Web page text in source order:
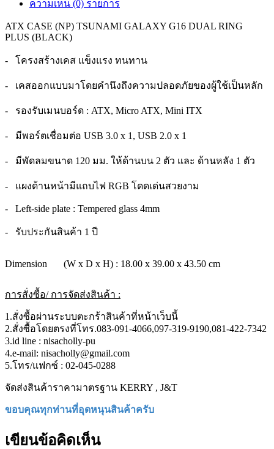
ความเห็น (0) รายการ
ATX CASE (NP) TSUNAMI GALAXY G16 DUAL RING
PLUS (BLACK)
- โครงสร้างเคส แข็งแรง ทนทาน
- เคสออกแบบมาโดยคำนึงถึงความปลอดภัยของผู้ใช้เป็นหลัก
- รองรับเมนบอร์ด : ATX, Micro ATX, Mini ITX
- มีพอร์ตเชื่อมต่อ USB 3.0 x 1, USB 2.0 x 1
- มีพัดลมขนาด 120 มม. ให้ด้านบน 2 ตัว และ ด้านหลัง 1 ตัว
- แผงด้านหน้ามีแถบไฟ RGB โดดเด่นสวยงาม
- Left-side plate : Tempered glass 4mm
- รับประกันสินค้า 1 ปี
Dimension (W x D x H) : 18.00 x 39.00 x 43.50 cm
การสั่งซื้อ/ การจัดส่งสินค้า :
1.สั่งซื้อผ่านระบบตะกร้าสินค้าที่หน้าเว็บนี้
2.สั่งซื้อโดยตรงที่โทร.083-091-4066,097-319-9190,081-422-7342
3.id line : nisacholly-pu
4.e-mail: nisacholly@gmail.com
5.โทร/แฟกซ์ : 02-045-0288
จัดส่งสินค้าราคามาตรฐาน KERRY , J&T
ขอบคุณทุกท่านที่อุดหนุนสินค้าครับ
เขียนข้อคิดเห็น